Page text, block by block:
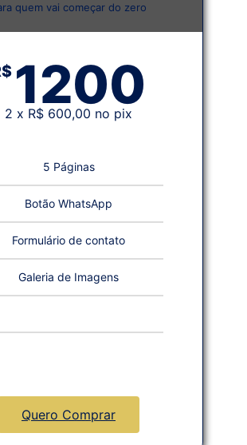
quem vai começar do zero
1200
2 x R$ 600,00 no pix
5 Páginas
Botão WhatsApp
Formulário de contato
Galeria de Imagens
Quero Comprar